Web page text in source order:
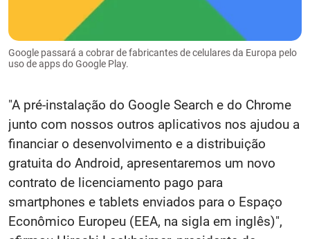
Google passará a cobrar de fabricantes de celulares da Europa pelo
uso de apps do Google Play.
"A pré-instalação do Google Search e do Chrome
junto com nossos outros aplicativos nos ajudou a
financiar o desenvolvimento e a distribuição
gratuita do Android, apresentaremos um novo
contrato de licenciamento pago para
smartphones e tablets enviados para o Espaço
Econômico Europeu (EEA, na sigla em inglês)",